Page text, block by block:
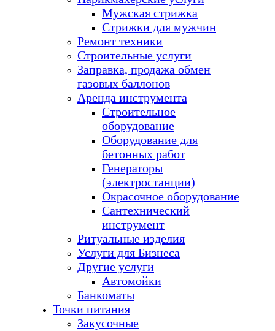
Мужская стрижка
Стрижки для мужчин
Ремонт техники
Строительные услуги
Заправка, продажа обмен
газовых баллонов
Аренда инструмента
Строительное
оборудование
Оборудование для
бетонных работ
Генераторы
(электростанции)
Окрасочное оборудование
Сантехнический
инструмент
Ритуальные изделия
Услуги для Бизнеса
Другие услуги
Автомойки
Банкоматы
Точки питания
Закусочные